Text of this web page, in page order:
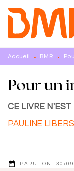
MENU
PIED DE PAGE
Accueil • BMR •
Pour un
CE LIVRE
PAULINE
date_range PARUTION : 30/